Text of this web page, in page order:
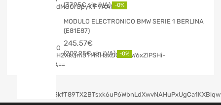
37,95€ -0%
MODULO ELECTRONICO BMW SERIE 1 BERLINA
(E81E87)
245,57€
202,95€ -0%